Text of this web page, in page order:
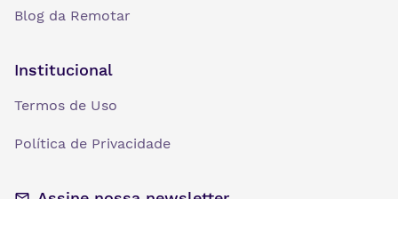
Blog da Remotar
Institucional
Termos de Uso
Política de Privacidade
Assine nossa newsletter